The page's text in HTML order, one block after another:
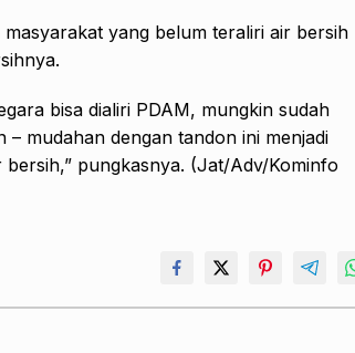
yang belum teraliri air bersih
bisa dialiri PDAM, mungkin sudah
mudahan dengan tandon ini menjadi
pungkasnya. (Jat/Adv/Kominfo